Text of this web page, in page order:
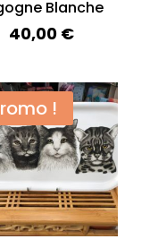
Blanche
40,00 €
!